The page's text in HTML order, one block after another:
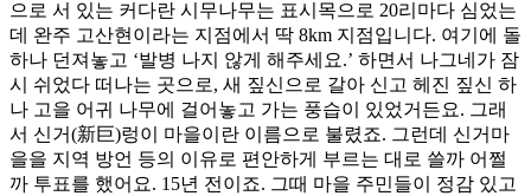
으로 서 있는 커다란 시무나무는 표시목으로 20리마다 심었는
데 완주 고산현이라는 지점에서 딱 8km 지점입니다. 여기에 돌
하나 던져놓고 ‘발병 나지 않게 해주세요.’ 하면서 나그네가 잠
시 쉬었다 떠나는 곳으로, 새 짚신으로 갈아 신고 헤진 짚신 하
나 고을 어귀 나무에 걸어놓고 가는 풍습이 있었거든요. 그래
서 신거(新巨)렁이 마을이란 이름으로 불렸죠. 그런데 신거마
을을 지역 방언 등의 이유로 편안하게 부르는 대로 쓸까 어쩔
까 투표를 했어요. 15년 전이죠. 그때 마을 주민들이 정감 있고